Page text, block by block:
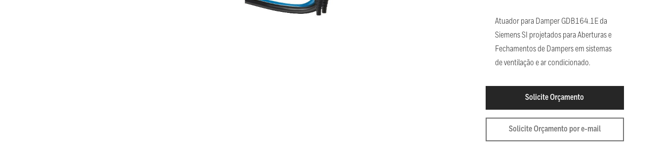
Atuador para Damper GDB164.1E da
Siemens SI projetados para Aberturas e
Fechamentos de Dampers em sistemas
de ventilação e ar condicionado.
Solicite Orçamento
Solicite Orçamento por e-mail